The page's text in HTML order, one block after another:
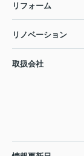
リフォーム
リノベーション
取扱会社